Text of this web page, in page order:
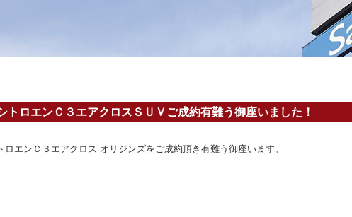
ロエンＣ３エアクロスＳＵＶご成約有難う御座いました！
エンＣ３エアクロス オリジンズをご成約頂き有難う御座います。